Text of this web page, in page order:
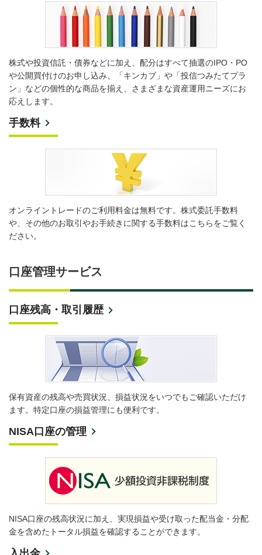
株式や投資信託・債券などに加え、配分はすべて抽選のIPO・PO
や公開買付けのお申し込み、「キンカブ」や「投信つみたてプラ
ン」などの個性的な商品を揃え、さまざまな資産運用ニーズにお
応えします。
手数料
オンライントレードのご利用料金は無料です。株式委託手数料
や、その他のお取引やお手続きに関する手数料はこちらをご覧く
ださい。
口座管理サービス
口座残高・取引履歴
保有資産の残高や売買状況、損益状況をいつでもご確認いただけ
ます。特定口座の損益管理にも便利です。
NISA口座の管理
NISA口座の残高状況に加え、実現損益や受け取った配当金・分配
金を含めたトータル損益を確認することができます。